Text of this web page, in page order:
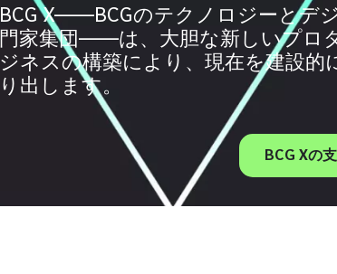
BCG X――BCGのテクノロジーとデ
門家集団――は、大胆な新しいプロ
ジネスの構築により、現在を建設的
り出します。
BCG Xの